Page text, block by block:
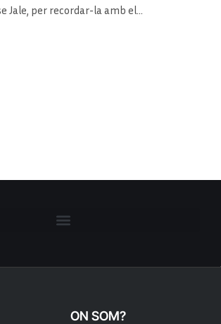
Jale, per recordar-la amb el…
ON SOM?